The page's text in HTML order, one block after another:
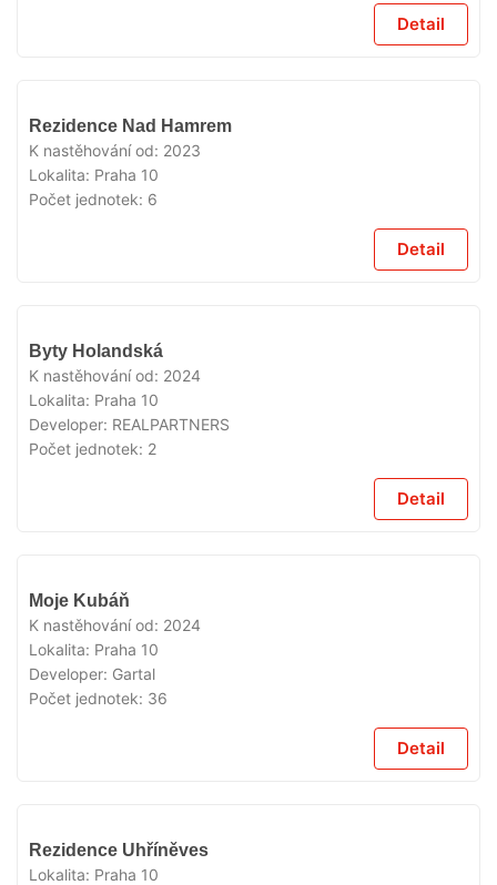
Detail
Rezidence Nad Hamrem
K nastěhování od: 2023
Lokalita: Praha 10
Počet jednotek: 6
Detail
Byty Holandská
K nastěhování od: 2024
Lokalita: Praha 10
Developer: REALPARTNERS
Počet jednotek: 2
Detail
Moje Kubáň
K nastěhování od: 2024
Lokalita: Praha 10
Developer: Gartal
Počet jednotek: 36
Detail
Rezidence Uhříněves
Lokalita: Praha 10